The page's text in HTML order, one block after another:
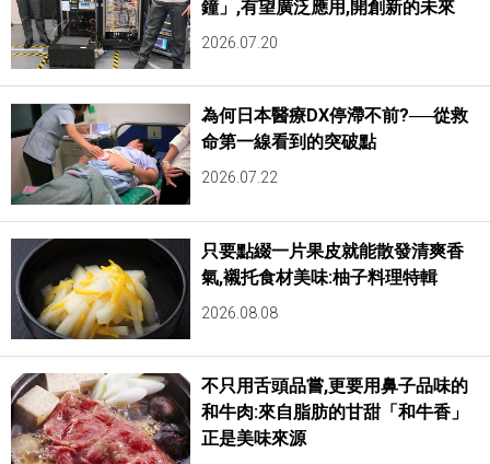
鐘」,有望廣泛應用,開創新的未來
2026.07.20
為何日本醫療DX停滯不前?──從救
命第一線看到的突破點
2026.07.22
只要點綴一片果皮就能散發清爽香
氣,襯托食材美味:柚子料理特輯
2026.08.08
不只用舌頭品嘗,更要用鼻子品味的
和牛肉:來自脂肪的甘甜「和牛香」
正是美味來源